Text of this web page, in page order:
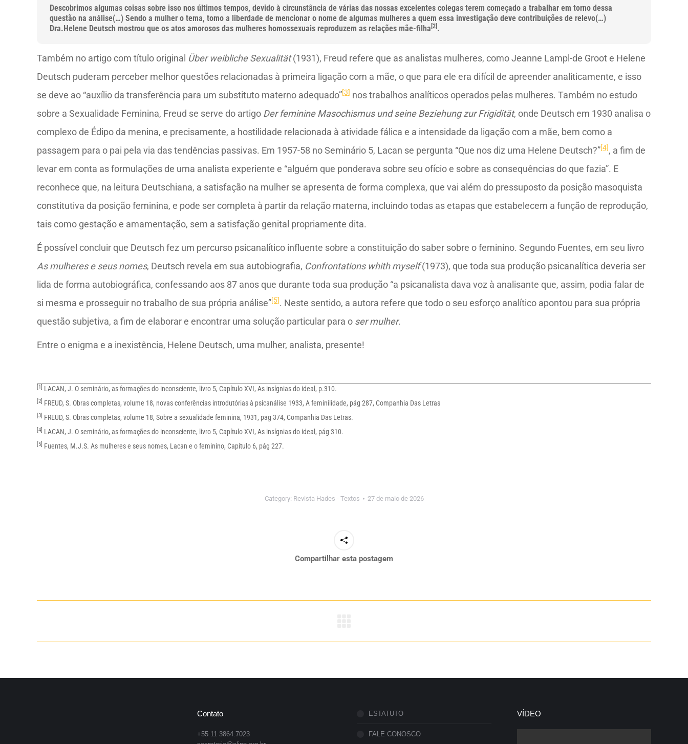
Descobrimos algumas coisas sobre isso nos últimos tempos, devido à circunstância de várias das nossas excelentes colegas terem começado a trabalhar em torno dessa
questão na análise(…) Sendo a mulher o tema, tomo a liberdade de mencionar o nome de algumas mulheres a quem essa investigação deve contribuições de relevo(…)
Dra.Helene Deutsch mostrou que os atos amorosos das mulheres homossexuais reproduzem as relações mãe-filha [2] .
Também no artigo com título original Über weibliche Sexualität(1931), Freud refere que as analistas mulheres, como Jeanne Lampl-de Groot e Helene
Deutsch puderam perceber melhor questões relacionadas à primeira ligação com a mãe, o que para ele era difícil de apreender analiticamente, e isso
se deve ao “auxílio da transferência para um substituto materno adequado”[3] nos trabalhos analíticos operados pelas mulheres. Também no estudo
sobre a Sexualidade Feminina, Freud se serve do artigo Der feminine Masochismus und seine Beziehung zur Frigidität, onde Deutsch em 1930 analisa o
complexo de Édipo da menina, e precisamente, a hostilidade relacionada à atividade fálica e a intensidade da ligação com a mãe, bem como a
passagem para o pai pela via das tendências passivas. Em 1957-58 no Seminário 5, Lacan se pergunta “Que nos diz uma Helene Deutsch?”[4], a fim de
levar em conta as formulações de uma analista experiente e “alguém que ponderava sobre seu ofício e sobre as consequências do que fazia”. E
reconhece que, na leitura Deutschiana, a satisfação na mulher se apresenta de forma complexa, que vai além do pressuposto da posição masoquista
constitutiva da posição feminina, e pode ser completa à partir da relação materna, incluindo todas as etapas que estabelecem a função de reprodução,
tais como gestação e amamentação, sem a satisfação genital propriamente dita.
É possível concluir que Deutsch fez um percurso psicanalítico influente sobre a constituição do saber sobre o feminino. Segundo Fuentes, em seu livro
As mulheres e seus nomes, Deutsch revela em sua autobiografia, Confrontations whith myself(1973), que toda sua produção psicanalítica deveria ser
lida de forma autobiográfica, confessando aos 87 anos que durante toda sua produção “a psicanalista dava voz à analisante que, assim, podia falar de
si mesma e prosseguir no trabalho de sua própria análise”[5]. Neste sentido, a autora refere que todo o seu esforço analítico apontou para sua própria
questão subjetiva, a fim de elaborar e encontrar uma solução particular para o ser mulher.
Entre o enigma e a inexistência, Helene Deutsch, uma mulher, analista, presente!
[1] LACAN, J. O seminário, as formações do inconsciente, livro 5, Capítulo XVI, As insígnias do ideal, p.310.
[2] FREUD, S. Obras completas, volume 18, novas conferências introdutórias à psicanálise 1933, A feminilidade, pág 287, Companhia Das Letras
[3] FREUD, S. Obras completas, volume 18, Sobre a sexualidade feminina, 1931, pag 374, Companhia Das Letras.
[4] LACAN, J. O seminário, as formações do inconsciente, livro 5, Capítulo XVI, As insígnias do ideal, pág 310.
[5] Fuentes, M.J.S. As mulheres e seus nomes, Lacan e o feminino, Capítulo 6, pág 227.
Category: Revista Hades - Textos 27 de maio de 2026
Compartilhar esta postagem
post:
Contato
+55 11 3864.7023
ESTATUTO
FALE CONOSCO
VÍDEO